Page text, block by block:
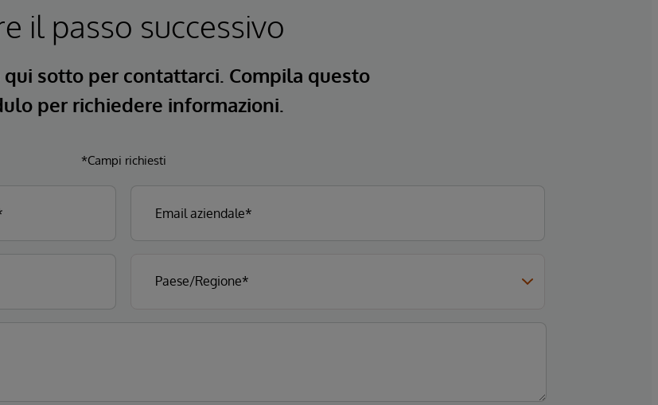
il passo successivo
sotto per contattarci. Compila questo
per richiedere informazioni.
*Campi richiesti